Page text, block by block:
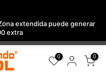
extendida puede generar
extra
0 0